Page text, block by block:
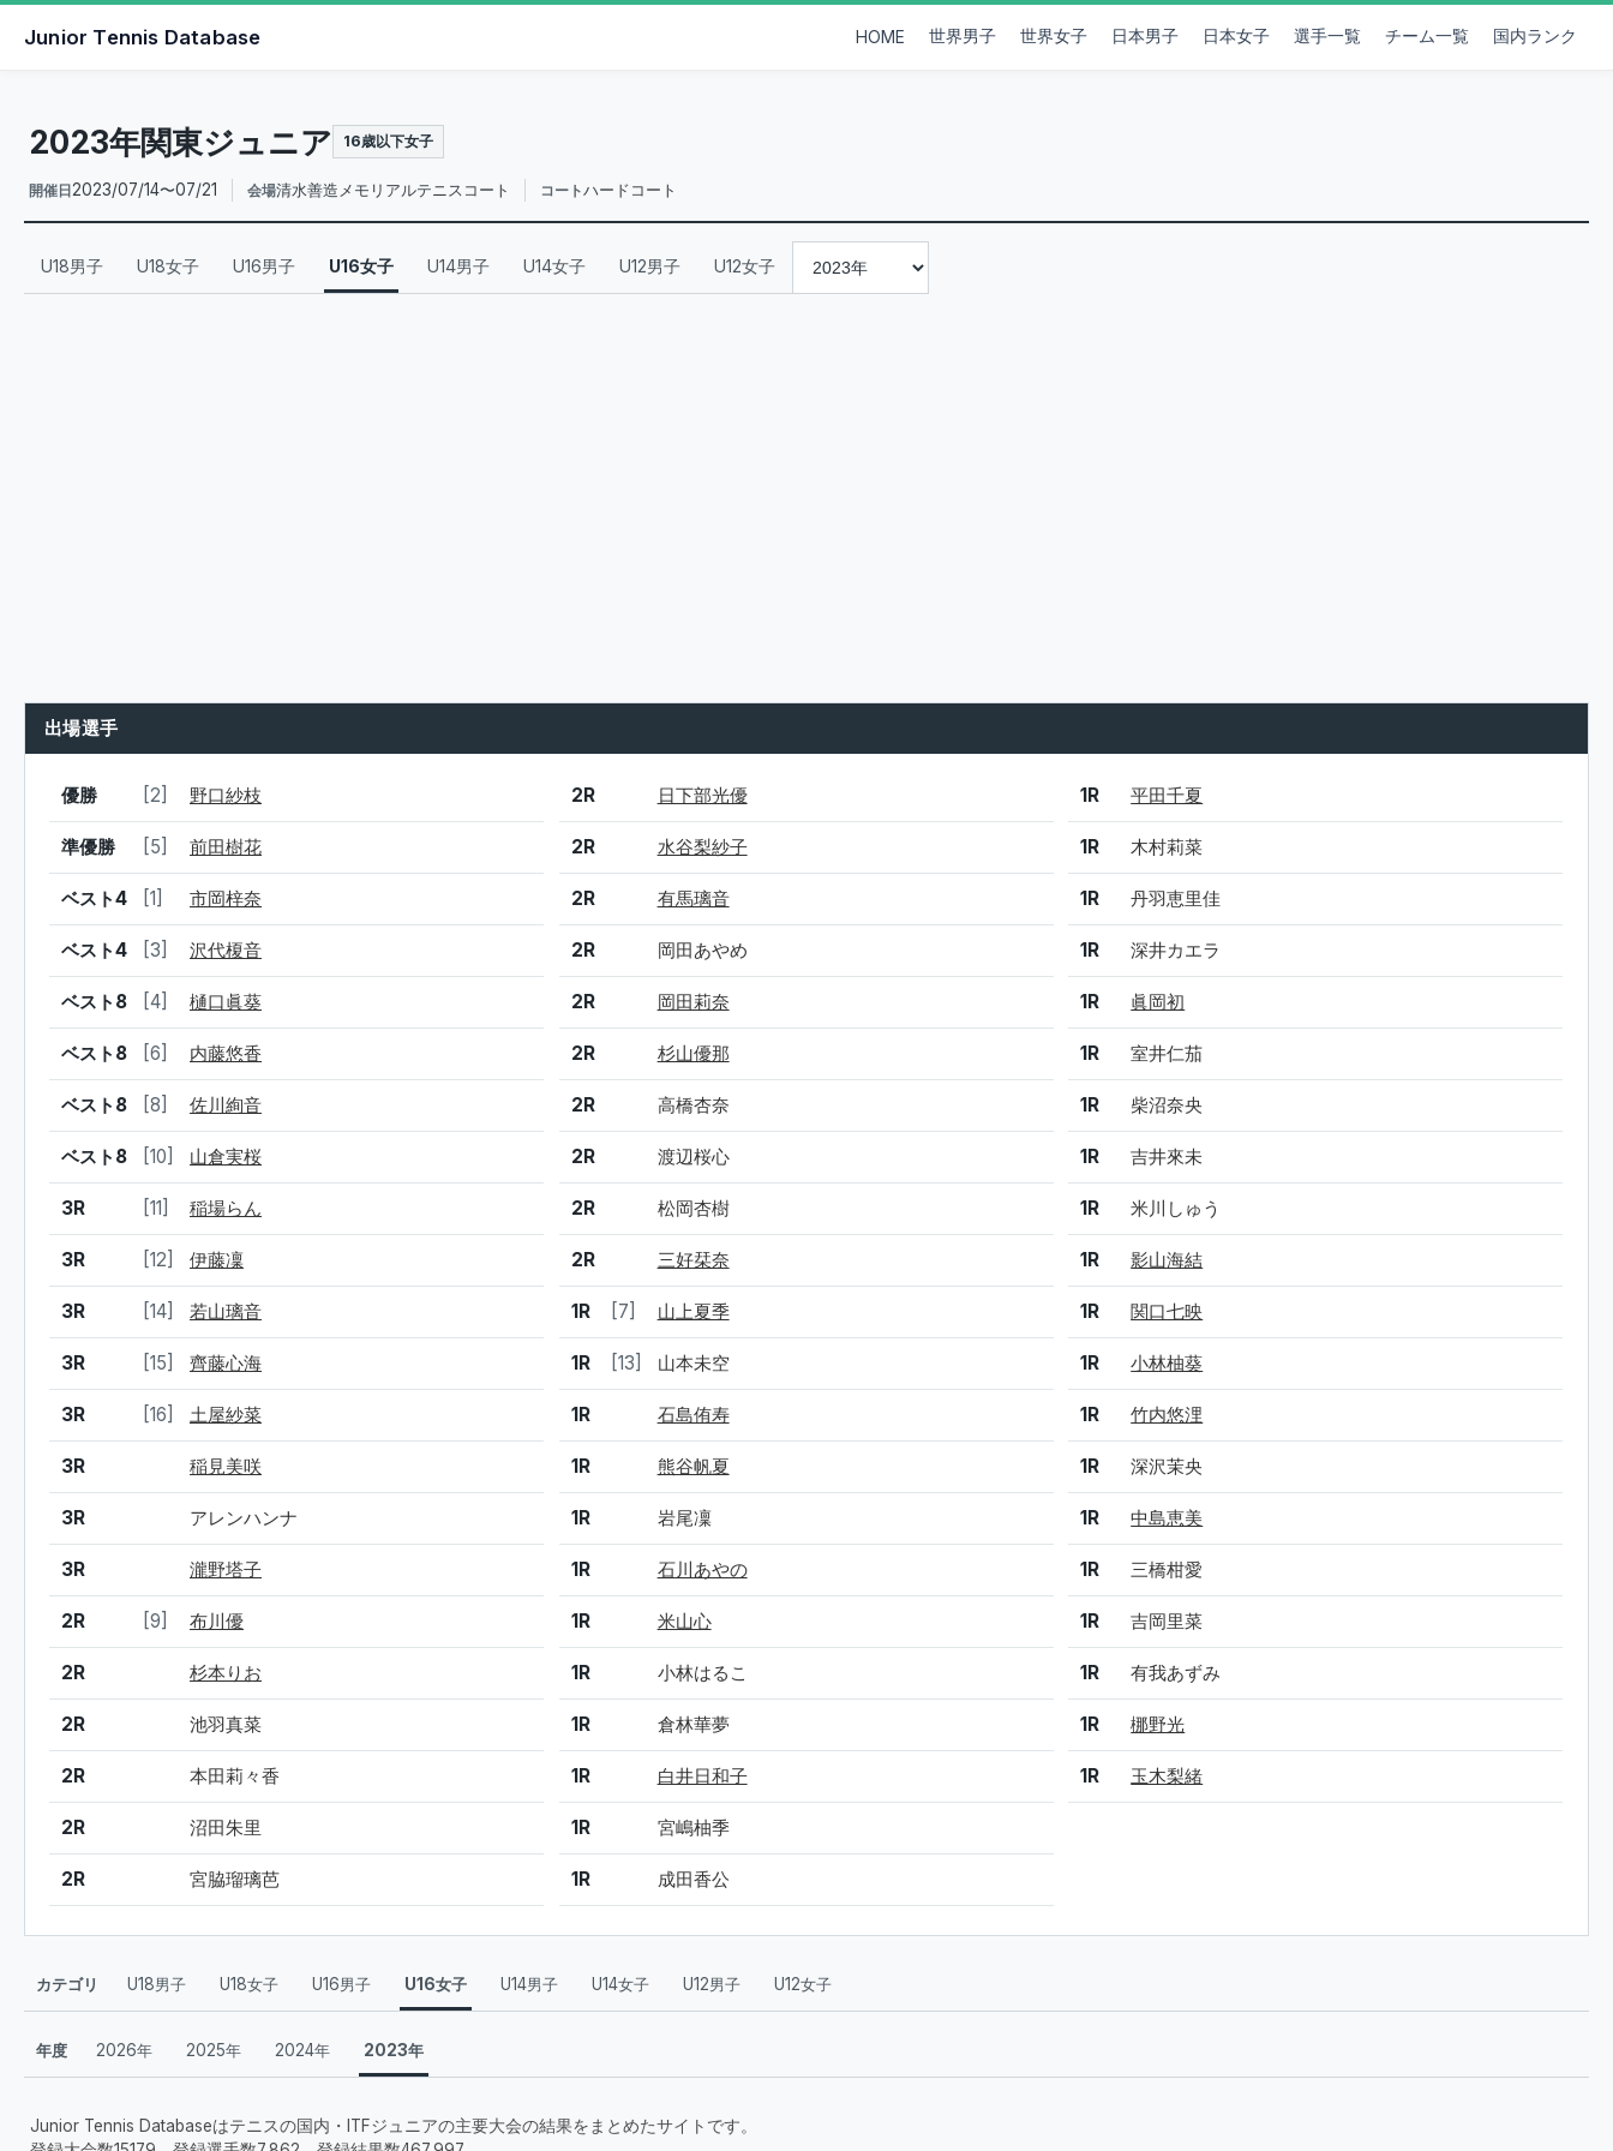
Junior Tennis Database HOME 世界男子 世界女子 日本男子 日本女子 選手一覧 チーム一覧 国内ランク
2023年関東ジュニア 16歳以下女子
開催日 2023/07/14〜07/21 会場清水善造メモリアルテニスコート コートハードコート
U18男子 U18女子 U16男子 U16女子 U14男子 U14女子 U12男子 U12女子
出場選手
結果 シード 選手名
優勝 [2] 野口紗枝
準優勝 [5] 前田樹花
ベスト4 [1] 市岡梓奈
ベスト4 [3] 沢代榎音
ベスト8 [4] 樋口眞葵
ベスト8 [6] 内藤悠香
ベスト8 [8] 佐川絢音
ベスト8 [10] 山倉実桜
3R [11] 稲場らん
3R [12] 伊藤凜
3R [14] 若山璃音
3R [15] 齊藤心海
3R [16] 土屋紗菜
3R 稲見美咲
3R アレンハンナ
3R 瀧野塔子
2R [9] 布川優
2R 杉本りお
2R 池羽真菜
2R 本田莉々香
2R 沼田朱里
2R 宮脇瑠璃芭
結果 シード 選手名
2R 日下部光優
2R 水谷梨紗子
2R 有馬璃音
2R 岡田あやめ
2R 岡田莉奈
2R 杉山優那
2R 高橋杏奈
2R 渡辺桜心
2R 松岡杏樹
2R 三好栞奈
1R [7] 山上夏季
1R [13] 山本未空
1R 石島侑寿
1R 熊谷帆夏
1R 岩尾凜
1R 石川あやの
1R 米山心
1R 小林はるこ
1R 倉林華夢
1R 白井日和子
1R 宮嶋柚季
1R 成田香公
結果 シード 選手名
1R 平田千夏
1R 木村莉菜
1R 丹羽恵里佳
1R 深井カエラ
1R 眞岡初
1R 室井仁茄
1R 柴沼奈央
1R 吉井來未
1R 米川しゅう
1R 影山海結
1R 関口七映
1R 小林柚葵
1R 竹内悠浬
1R 深沢茉央
1R 中島恵美
1R 三橋柑愛
1R 吉岡里菜
1R 有我あずみ
1R 梛野光
1R 玉木梨緒
カテゴリ U18男子 U18女子 U16男子 U16女子 U14男子 U14女子 U12男子 U12女子
年度 2026年 2025年 2024年 2023年
Junior Tennis Databaseはテニスの国内・ITFジュニアの主要大会の結果をまとめたサイトです。